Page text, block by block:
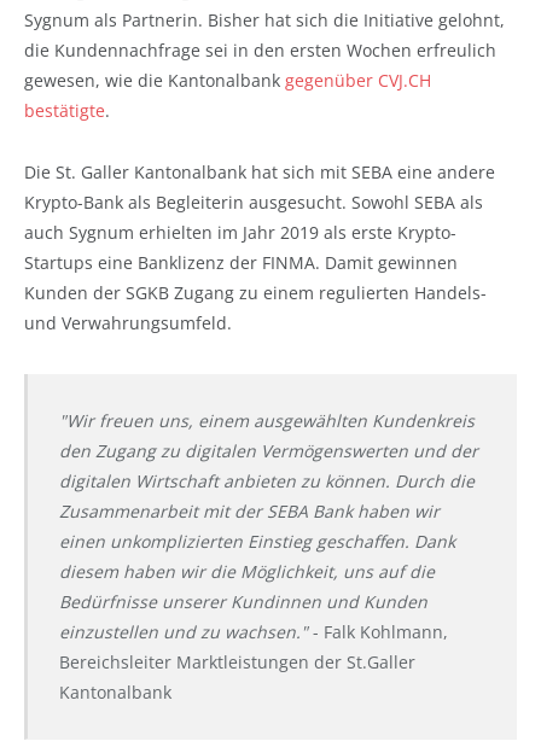
Sygnum als Partnerin. Bisher hat sich die Initiative gelohnt,
die Kundennachfrage sei in den ersten Wochen erfreulich
gewesen, wie die Kantonalbank gegenüber CVJ.CH
bestätigte.
Die St. Galler Kantonalbank hat sich mit SEBA eine andere
Krypto-Bank als Begleiterin ausgesucht. Sowohl SEBA als
auch Sygnum erhielten im Jahr 2019 als erste Krypto-
Startups eine Banklizenz der FINMA. Damit gewinnen
Kunden der SGKB Zugang zu einem regulierten Handels-
und Verwahrungsumfeld.
"Wir freuen uns, einem ausgewählten Kundenkreis
den Zugang zu digitalen Vermögenswerten und der
digitalen Wirtschaft anbieten zu können. Durch die
Zusammenarbeit mit der SEBA Bank haben wir
einen unkomplizierten Einstieg geschaffen. Dank
diesem haben wir die Möglichkeit, uns auf die
Bedürfnisse unserer Kundinnen und Kunden
einzustellen und zu wachsen."- Falk Kohlmann,
Bereichsleiter Marktleistungen der St.Galler
Kantonalbank